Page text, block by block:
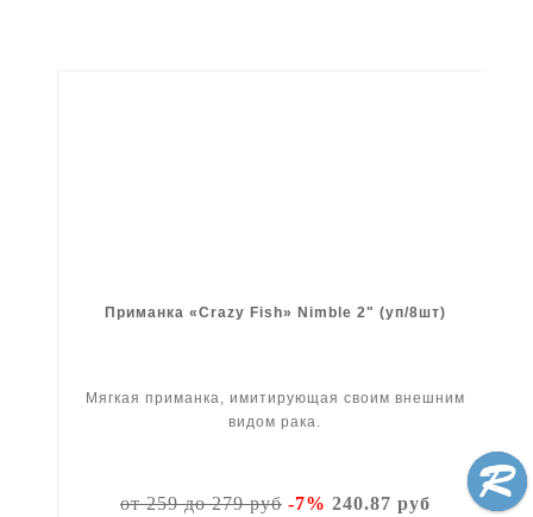
Приманка «Crazy Fish» Nimble 2" (уп/8шт)
Мягкая приманка, имитирующая своим внешним
видом рака.
от 259 до 279 руб-7% 240.87 руб